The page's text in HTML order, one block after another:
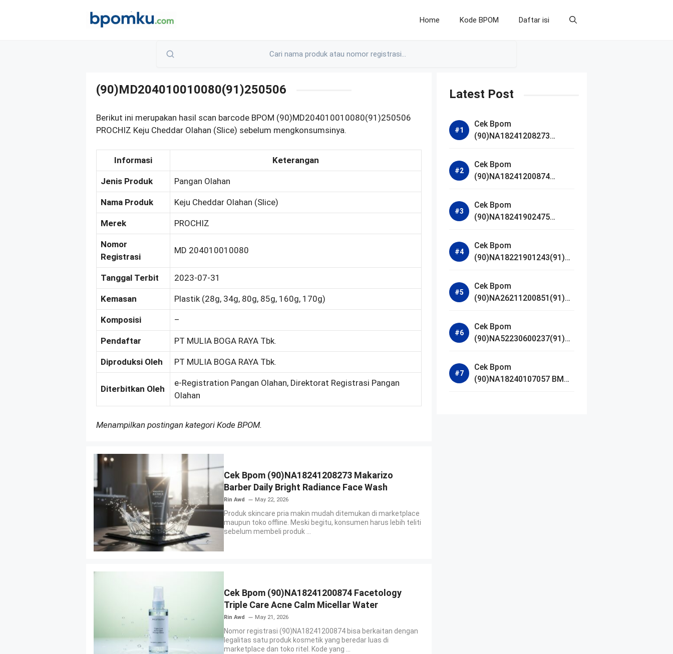
Home Kode BPOM Daftar isi
(90)MD204010010080(91)250506
Berikut ini merupakan hasil scan barcode BPOM (90)MD204010010080(91)250506
PROCHIZ Keju Cheddar Olahan (Slice) sebelum mengkonsumsinya.
Informasi Keterangan
Jenis Produk Pangan Olahan
Nama Produk Keju Cheddar Olahan (Slice)
Merek PROCHIZ
Nomor
Registrasi
MD 204010010080
Tanggal Terbit 2023-07-31
Kemasan Plastik (28g, 34g, 80g, 85g, 160g, 170g)
Komposisi –
Pendaftar PT MULIA BOGA RAYA Tbk.
Diproduksi Oleh PT MULIA BOGA RAYA Tbk.
Diterbitkan Oleh
e-Registration Pangan Olahan, Direktorat Registrasi Pangan
Olahan
Menampilkan postingan kategori Kode BPOM.
Cek Bpom (90)NA18241208273 Makarizo
Barber Daily Bright Radiance Face Wash
Rin Awd May 22, 2026
Produk skincare pria makin mudah ditemukan di marketplace
maupun toko offline. Meski begitu, konsumen harus lebih teliti
sebelum membeli produk ...
Cek Bpom (90)NA18241200874 Facetology
Triple Care Acne Calm Micellar Water
Rin Awd May 21, 2026
Nomor registrasi (90)NA18241200874 bisa berkaitan dengan
legalitas satu produk kosmetik yang beredar luas di
marketplace dan toko ritel. Kode yang ...
Latest Post
Cek Bpom
(90)NA18241208273
Bright Radiance Face
Wash
Cek Bpom
(90)NA18241200874
Acne Calm Micellar Water
Cek Bpom
(90)NA18241902475
Cek Bpom
(90)NA18221901243(91)25
Serum
Cek Bpom
(90)NA26211200851(91)24
Madagascar Centella
Ampoule Foam
Cek Bpom
(90)NA52230600237(91)09
De Parfum
Cek Bpom
(90)NA18240107057 BMG